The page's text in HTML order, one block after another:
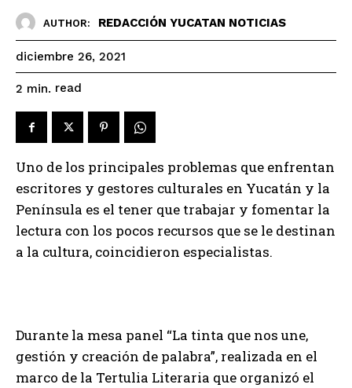
AUTHOR: REDACCIÓN YUCATAN NOTICIAS
diciembre 26, 2021
2 min. read
Uno de los principales problemas que enfrentan
escritores y gestores culturales en Yucatán y la
Península es el tener que trabajar y fomentar la
lectura con los pocos recursos que se le destinan
a la cultura, coincidieron especialistas.
Durante la mesa panel “La tinta que nos une,
gestión y creación de palabra”, realizada en el
marco de la Tertulia Literaria que organizó el